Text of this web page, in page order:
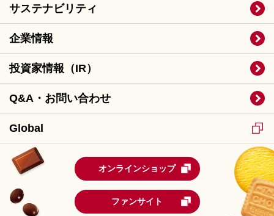
サステナビリティ
企業情報
投資家情報（IR）
Q&A・お問い合わせ
Global
オンラインショップ
ファンサイト